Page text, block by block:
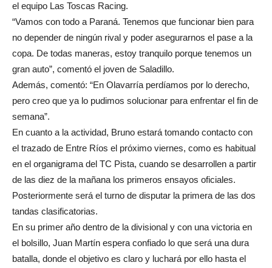
el equipo Las Toscas Racing.
“Vamos con todo a Paraná. Tenemos que funcionar bien para
no depender de ningún rival y poder asegurarnos el pase a la
copa. De todas maneras, estoy tranquilo porque tenemos un
gran auto”, comentó el joven de Saladillo.
Además, comentó: “En Olavarría perdíamos por lo derecho,
pero creo que ya lo pudimos solucionar para enfrentar el fin de
semana”.
En cuanto a la actividad, Bruno estará tomando contacto con
el trazado de Entre Ríos el próximo viernes, como es habitual
en el organigrama del TC Pista, cuando se desarrollen a partir
de las diez de la mañana los primeros ensayos oficiales.
Posteriormente será el turno de disputar la primera de las dos
tandas clasificatorias.
En su primer año dentro de la divisional y con una victoria en
el bolsillo, Juan Martín espera confiado lo que será una dura
batalla, donde el objetivo es claro y luchará por ello hasta el